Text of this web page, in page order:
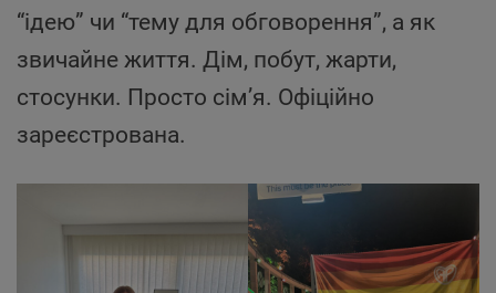
“ідею” чи “тему для обговорення”, а як
звичайне життя. Дім, побут, жарти,
стосунки. Просто сім’я. Офіційно
зареєстрована.